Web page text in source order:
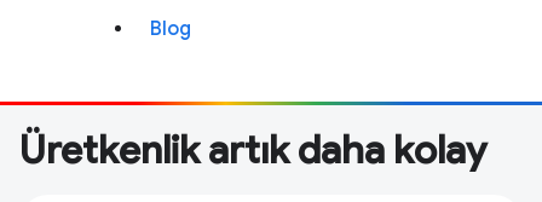
Blog
Üretkenlik artık daha kolay